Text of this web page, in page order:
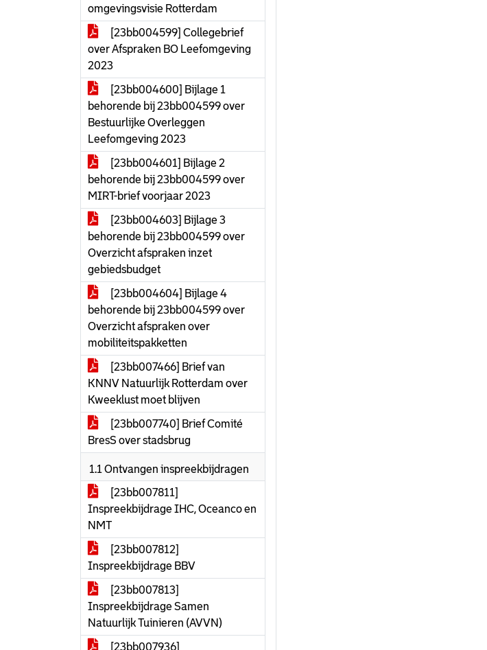
omgevingsvisie Rotterdam
[23bb004599] Collegebrief
over Afspraken BO Leefomgeving
2023
[23bb004600] Bijlage 1
behorende bij 23bb004599 over
Bestuurlijke Overleggen
Leefomgeving 2023
[23bb004601] Bijlage 2
behorende bij 23bb004599 over
MIRT-brief voorjaar 2023
[23bb004603] Bijlage 3
behorende bij 23bb004599 over
Overzicht afspraken inzet
gebiedsbudget
[23bb004604] Bijlage 4
behorende bij 23bb004599 over
Overzicht afspraken over
mobiliteitspakketten
[23bb007466] Brief van
KNNV Natuurlijk Rotterdam over
Kweeklust moet blijven
[23bb007740] Brief Comité
BresS over stadsbrug
1.1 Ontvangen inspreekbijdragen
[23bb007811]
Inspreekbijdrage IHC, Oceanco en
NMT
[23bb007812]
Inspreekbijdrage BBV
[23bb007813]
Inspreekbijdrage Samen
Natuurlijk Tuinieren (AVVN)
[23bb007936]